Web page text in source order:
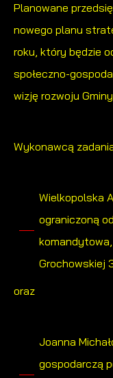
Planowane
nowego planu
roku, który będzie
społeczno-
wizję rozwoju
Wykonawcą
Wielkopolska
ograniczoną
Grochowskiej
oraz
Joanna
gospodarczą
zakresie
częstotliwości, z
Dane pozwalają
formie
Reklamowe
Dzięki reklamowym
najciekawsze
Promocyjne pliki
internetowej. Treści
stronach
partnerami oraz
charakterze
społecznościowych.
Więcej